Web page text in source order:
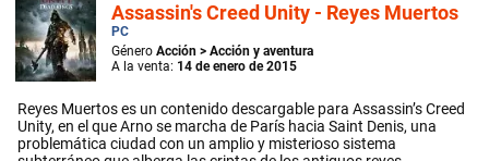
Assassin's Creed Unity - Reyes Muertos
PC
Género Acción > Acción y aventura
A la venta: 14 de enero de 2015
Reyes Muertos es un contenido descargable para Assassin’s Creed
Unity, en el que Arno se marcha de París hacia Saint Denis, una
problemática ciudad con un amplio y misterioso sistema